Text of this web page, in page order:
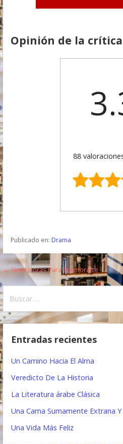
Opinión de la crítica
88
Publicado en: Drama
N
a
v
e
a
ó
← Siete Horas Para Enamorarte
s
Entradas recientes
Un Camino Hacia El Alma
Veredicto De La Historia
La Literatura árabe Clásica
Una Cama Sumamente Extrana
Una Vida Más Feliz